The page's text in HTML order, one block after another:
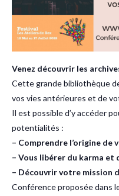
Venez découvrir les
Cette grande bibliothèque
vos vies antérieures et de
Il est possible d’y accéder
potentialités :
– Comprendre l’origine de
– Vous libérer du karma et
– Découvrir votre mission
Conférence proposée dans